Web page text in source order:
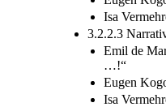
Isa
3.2.2.3
Emil de
…!“
Eugen
Isa